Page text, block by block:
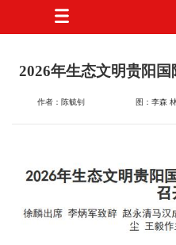
2026年生态文明贵阳
作者：陈毓钊 图：李森